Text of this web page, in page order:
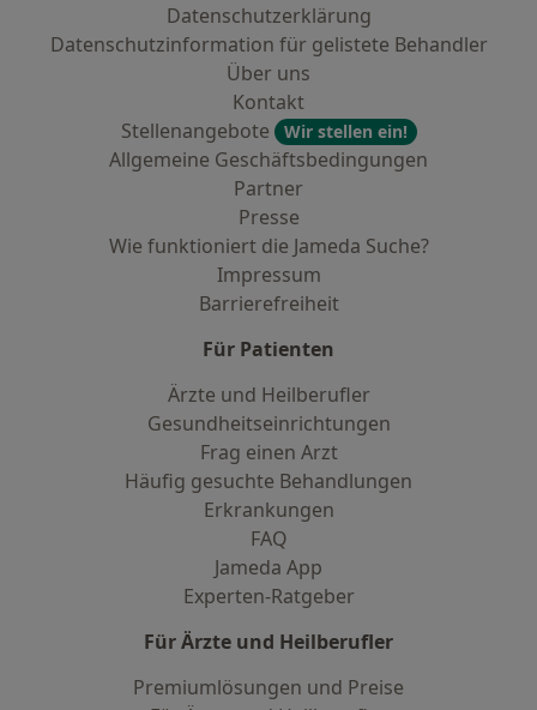
Datenschutzerklärung
Datenschutzinformation für gelistete Behandler
Über uns
Kontakt
Stellenangebote
Wir stellen ein!
Allgemeine Geschäftsbedingungen
Partner
Presse
Wie funktioniert die Jameda Suche?
Impressum
Barrierefreiheit
Für Patienten
Ärzte und Heilberufler
Gesundheitseinrichtungen
Frag einen Arzt
Häufig gesuchte Behandlungen
Erkrankungen
FAQ
Jameda App
Experten-Ratgeber
Für Ärzte und Heilberufler
Premiumlösungen und Preise